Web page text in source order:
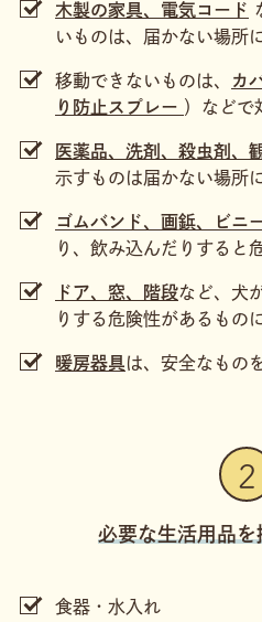
木製の家具、電気コード
いものは、届かない場所
移動できないものは、
カ
り防止スプレー ）などで
医薬品、洗剤、殺虫剤、
示すものは届かない場所
ゴムバンド、画鋲、ビニ
り、飲み込んだりすると
ドア、窓、階段など、犬
りする危険性があるもの
暖房器具は、安全なもの
2
必要な生活用品を
食器・水入れ